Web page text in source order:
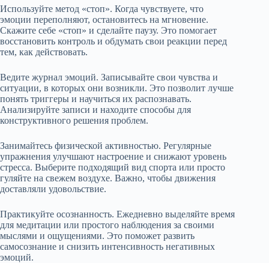
Используйте метод «стоп». Когда чувствуете, что
эмоции переполняют, остановитесь на мгновение.
Скажите себе «стоп» и сделайте паузу. Это помогает
восстановить контроль и обдумать свои реакции перед
тем, как действовать.
Ведите журнал эмоций. Записывайте свои чувства и
ситуации, в которых они возникли. Это позволит лучше
понять триггеры и научиться их распознавать.
Анализируйте записи и находите способы для
конструктивного решения проблем.
Занимайтесь физической активностью. Регулярные
упражнения улучшают настроение и снижают уровень
стресса. Выберите подходящий вид спорта или просто
гуляйте на свежем воздухе. Важно, чтобы движения
доставляли удовольствие.
Практикуйте осознанность. Ежедневно выделяйте время
для медитации или простого наблюдения за своими
мыслями и ощущениями. Это поможет развить
самосознание и снизить интенсивность негативных
эмоций.